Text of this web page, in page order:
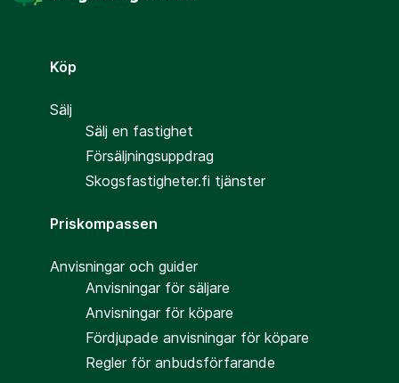
Köp
Sälj
Sälj en fastighet
Försäljningsuppdrag
Skogsfastigheter.fi tjänster
Priskompassen
Anvisningar och guider
Anvisningar för säljare
Anvisningar för köpare
Fördjupade anvisningar för köpare
Regler för anbudsförfarande